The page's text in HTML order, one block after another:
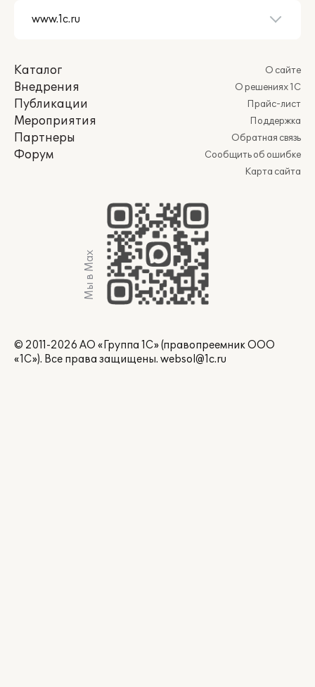
Каталог
Внедрения
Публикации
Мероприятия
Партнеры
Форум
О сайте
О решениях 1С
Прайс-лист
Поддержка
Обратная связь
Сообщить об ошибке
Карта сайта
Мы в Max
© 2011-2026 АО «Группа 1С» (правопреемник ООО
«1С»). Все права защищены. websol@1c.ru